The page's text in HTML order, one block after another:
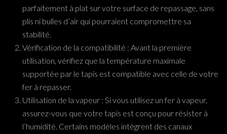
parfaitement à plat sur votre surface de repassage, sans
plis ni bulles d’air qui pourraient compromettre sa
stabilité.
Vérification de la compatibilité : Avant la première
utilisation, vérifiez que la température maximale
supportée par le tapis est compatible avec celle de votre
fer à repasser.
Utilisation de la vapeur : Si vous utilisez un fer à vapeur,
assurez-vous que votre tapis est conçu pour résister à
l’humidité. Certains modèles intègrent des canaux